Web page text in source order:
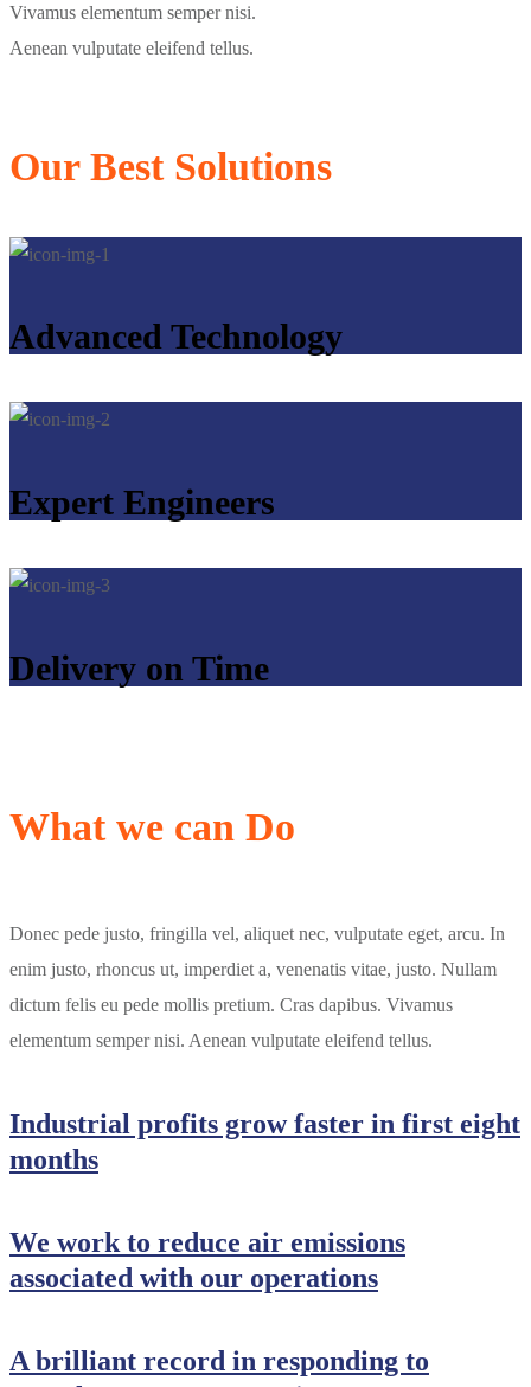
Vivamus elementum semper nisi.
Aenean vulputate eleifend tellus.
Our Best Solutions
Advanced Technology
Expert Engineers
Delivery on Time
What we can Do
Donec pede justo, fringilla vel, aliquet nec, vulputate eget, arcu. In
enim justo, rhoncus ut, imperdiet a, venenatis vitae, justo. Nullam
dictum felis eu pede mollis pretium. Cras dapibus. Vivamus
elementum semper nisi. Aenean vulputate eleifend tellus.
Industrial profits grow faster in first eight
months
We work to reduce air emissions
associated with our operations
A brilliant record in responding to